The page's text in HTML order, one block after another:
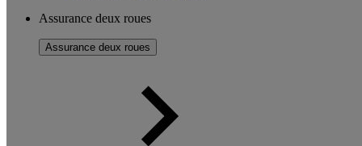
Assurance deux roues
Assurance deux roues